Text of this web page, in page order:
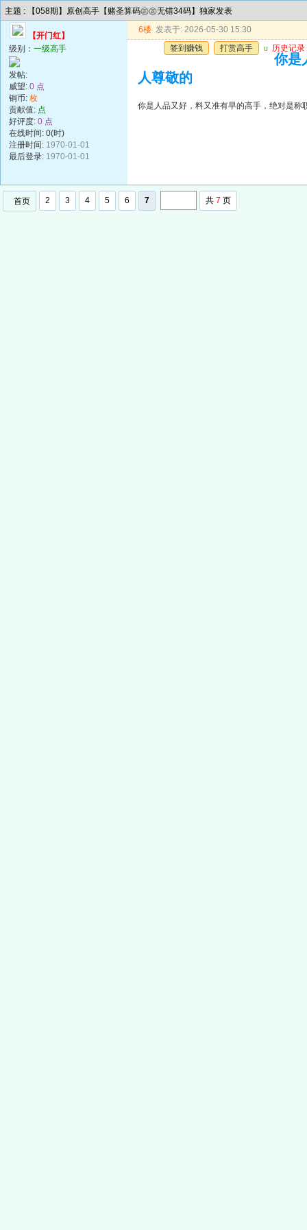
主题 : 【058期】原创高手【赌圣算码㊣㊣无错34码】独家发表
【开门红】
级别： 一级高手
发帖:
威望: 0 点
铜币: 枚
贡献值: 点
好评度: 0 点
在线时间: 0(时)
注册时间: 1970-01-01
最后登录: 1970-01-01
6楼 发表于: 2026-05-30 15:30
签到赚钱
打赏高手 u 历史记录
你是
人尊敬的
你是人品又好，料又准有早的高手，绝对是称
首页 2 3 4 5 6 7 共 7 页